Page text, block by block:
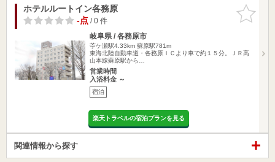
お気に入
りに追加
ホテルルートイン各務原
-点/ 0 件
岐阜県 / 各務原市
苧ケ瀬駅4.33km 蘇原駅781m
東海北陸自動車道・各務原ＩＣより車で約１５分。ＪＲ高
山本線蘇原駅から…
営業時間
入浴料金 ～
宿泊
楽天トラベルの宿泊プランを見る
関連情報から探す